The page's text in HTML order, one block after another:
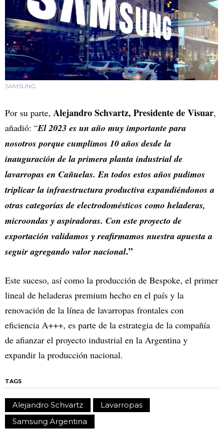
SAMSUNG
Por su parte, Alejandro Schvartz, Presidente de Visuar,
añadió: “El 2023 es un año muy importante para
nosotros porque cumplimos 10 años desde la
inauguración de la primera planta industrial de
lavarropas en Cañuelas. En todos estos años pudimos
triplicar la infraestructura productiva expandiéndonos a
otras categorías de electrodomésticos como heladeras,
microondas y aspiradoras. Con este proyecto de
exportación validamos y reafirmamos nuestra apuesta a
seguir agregando valor nacional.”
Este suceso, así como la producción de Bespoke, el primer
lineal de heladeras premium hecho en el país y la
renovación de la línea de lavarropas frontales con
eficiencia A+++, es parte de la estrategia de la compañía
de afianzar el proyecto industrial en la Argentina y
expandir la producción nacional.
TAGS
Alejandro Schvartz
Lavarropas
Samsung Argentina